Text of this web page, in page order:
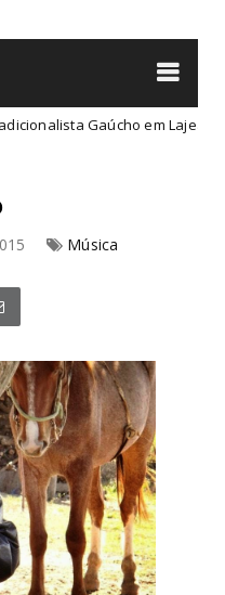
Gaúcho em Lajeado-RS
Música